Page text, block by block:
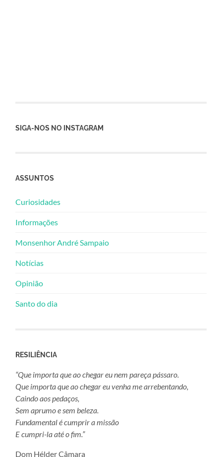
SIGA-NOS NO INSTAGRAM
ASSUNTOS
Curiosidades
Informações
Monsenhor André Sampaio
Notícias
Opinião
Santo do dia
RESILIÊNCIA
“Que importa que ao chegar eu nem pareça pássaro.
Que importa que ao chegar eu venha me arrebentando,
Caindo aos pedaços,
Sem aprumo e sem beleza.
Fundamental é cumprir a missão
E cumpri-la até o fim.”
Dom Hélder Câmara